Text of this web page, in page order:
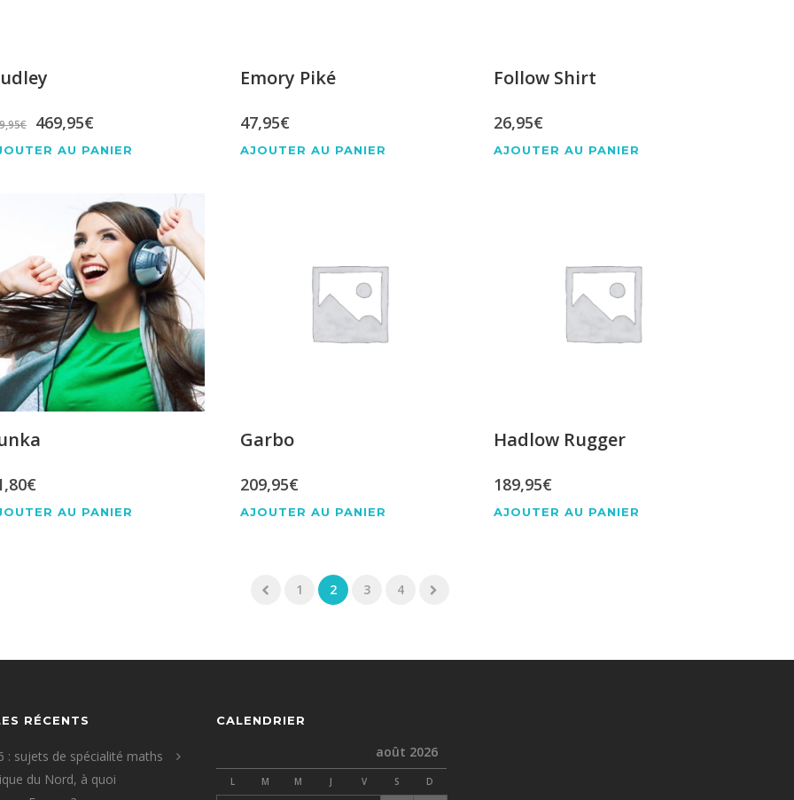
€
Le
prix
était :
499,95€.
469,95€Le
prix
est :
469,95€.
AU PANIER
Emory Piké
47,95€
AJOUTER AU PANIER
Follow Shirt
26,95€
AJOUTER AU PANIER
€
AU PANIER
Garbo
209,95€
AJOUTER AU PANIER
Hadlow Rugger
189,95€
AJOUTER AU PANIER
1 2 3 4
RÉCENTS
: sujets de spécialité maths
du Nord, à quoi
CALENDRIER
août 2026
L M M J V S D